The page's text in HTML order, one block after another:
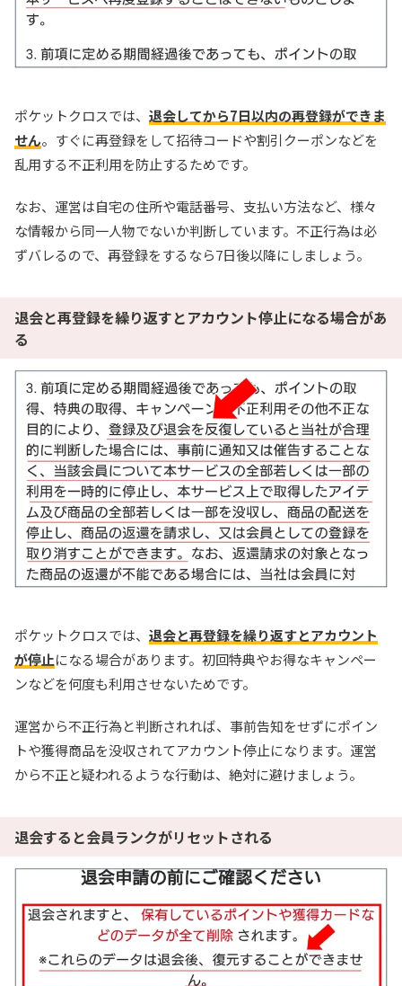
ポケットクロスでは、 退会してから7日以内の再登録ができま
せん。すぐに再登録をして招待コードや割引クーポンなどを
乱用する不正利用を防止するためです。
なお、運営は自宅の住所や電話番号、支払い方法など、様々
な情報から同一人物でないか判断しています。不正行為は必
ずバレるので、再登録をするなら7日後以降にしましょう。
退会と再登録を繰り返すとアカウント停止になる場合があ
る
ポケットクロスでは、 退会と再登録を繰り返すとアカウント
が停止になる場合があります。初回特典やお得なキャンペー
ンなどを何度も利用させないためです。
運営から不正行為と判断されれば、事前告知をせずにポイン
トや獲得商品を没収されてアカウント停止になります。運営
から不正と疑われるような行動は、絶対に避けましょう。
退会すると会員ランクがリセットされる